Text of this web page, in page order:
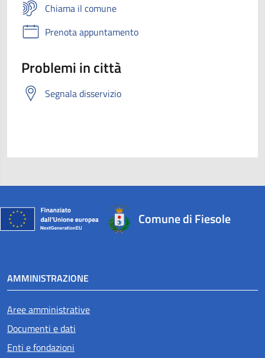
Chiama il comune
Prenota appuntamento
Problemi in città
Segnala disservizio
Comune di Fiesole
AMMINISTRAZIONE
Aree amministrative
Documenti e dati
Enti e fondazioni